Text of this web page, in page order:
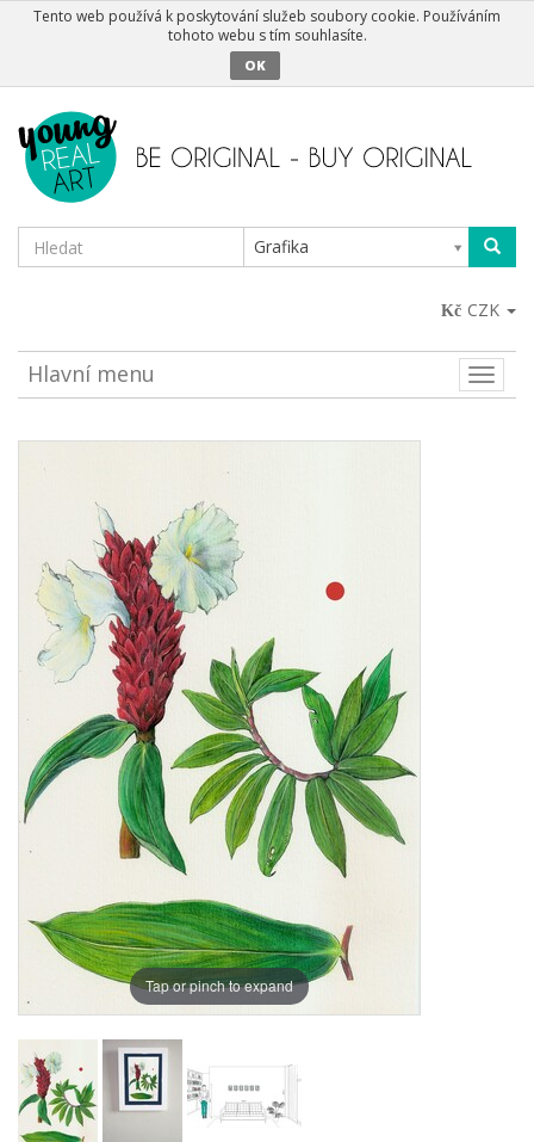
Tento web používá k poskytování služeb soubory cookie. Používáním
tohoto webu s tím souhlasíte.
OK
Grafika
CZK
Toggle
Hlavní menu
Tap or pinch to expand